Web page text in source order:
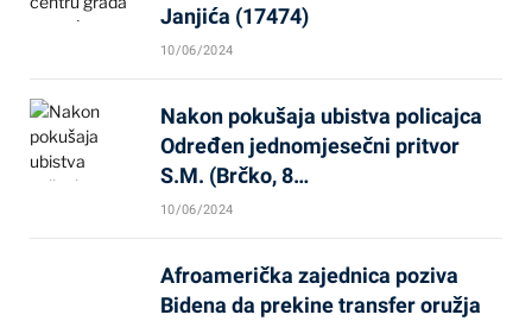
Janjića (17474)
10/06/2024
Nakon pokušaja ubistva policajca
Određen jednomjesečni pritvor
S.M. (Brčko, 8…
10/06/2024
Afroamerička zajednica poziva
Bidena da prekine transfer oružja